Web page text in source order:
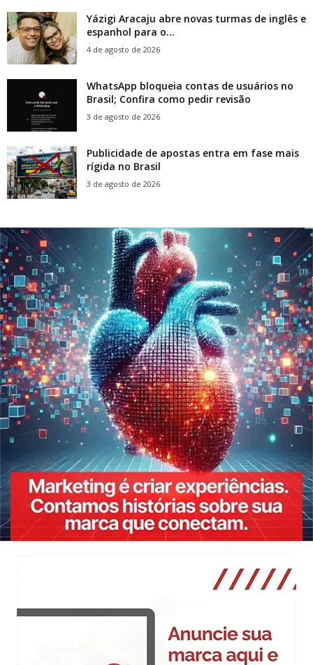
Yázigi Aracaju abre novas turmas de inglês e
espanhol para o...
4 de agosto de 2026
WhatsApp bloqueia contas de usuários no
Brasil; Confira como pedir revisão
3 de agosto de 2026
Publicidade de apostas entra em fase mais
rígida no Brasil
3 de agosto de 2026